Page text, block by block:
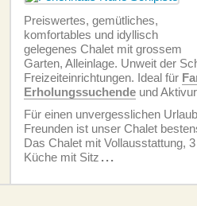
Preiswertes, gemütliches,
komfortables und idyllisch
gelegenes Chalet mit grossem
Garten, Alleinlage. Unweit der
Freizeiteinrichtungen. Ideal für
Erholungssuchende und
Für einen unvergesslichen
Freunden ist unser Chalet
Das Chalet mit Vollausstattung,
Küche mit Sitz ...